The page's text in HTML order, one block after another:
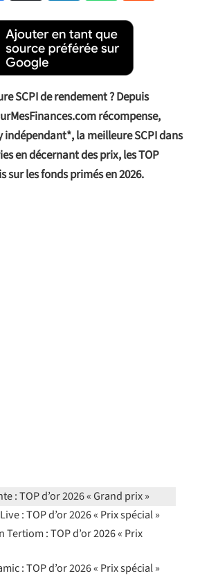
SCPI de rendement ? Depuis
récompense,
indépendant*, la meilleure SCPI dans
en décernant des prix, les TOP
sur les fonds primés en 2026.
: TOP d’or 2026 « Grand prix »
: TOP d’or 2026 « Prix spécial »
Tertiom : TOP d’or 2026 « Prix
: TOP d’or 2026 « Prix spécial »